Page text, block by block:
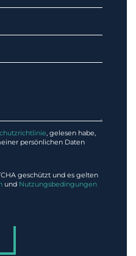
, gelesen habe,
persönlichen Daten
geschützt und es gelten
und Nutzungsbedingungen